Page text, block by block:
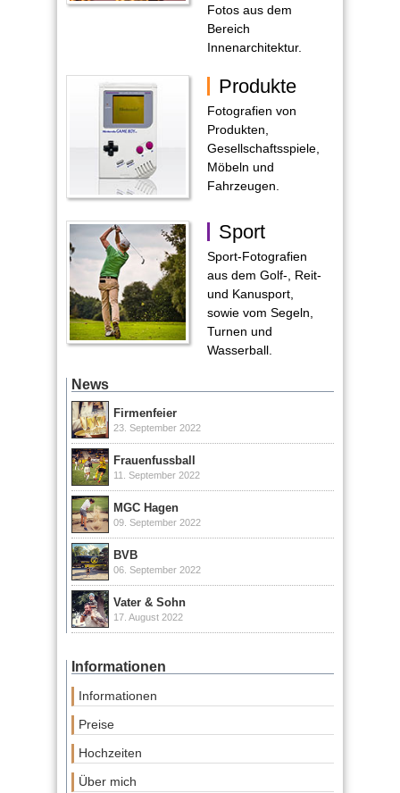
Fotos aus dem
Bereich
Innenarchitektur.
Produkte
Fotografien von
Produkten,
Gesellschaftsspiele,
Möbeln und
Fahrzeugen.
Sport
Sport-Fotografien
aus dem Golf-, Reit-
und Kanusport,
sowie vom Segeln,
Turnen und
Wasserball.
News
Firmenfeier
23. September 2022
Frauenfussball
11. September 2022
MGC Hagen
09. September 2022
BVB
06. September 2022
Vater & Sohn
17. August 2022
Informationen
Informationen
Preise
Hochzeiten
Über mich